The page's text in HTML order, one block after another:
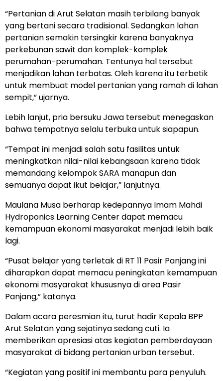
“Pertanian di Arut Selatan masih terbilang banyak
yang bertani secara tradisional. Sedangkan lahan
pertanian semakin tersingkir karena banyaknya
perkebunan sawit dan komplek-komplek
perumahan-perumahan. Tentunya hal tersebut
menjadikan lahan terbatas. Oleh karena itu terbetik
untuk membuat model pertanian yang ramah di lahan
sempit,” ujarnya.
Lebih lanjut, pria bersuku Jawa tersebut menegaskan
bahwa tempatnya selalu terbuka untuk siapapun.
“Tempat ini menjadi salah satu fasilitas untuk
meningkatkan nilai-nilai kebangsaan karena tidak
memandang kelompok SARA manapun dan
semuanya dapat ikut belajar,” lanjutnya.
Maulana Musa berharap kedepannya Imam Mahdi
Hydroponics Learning Center dapat memacu
kemampuan ekonomi masyarakat menjadi lebih baik
lagi.
“Pusat belajar yang terletak di RT 11 Pasir Panjang ini
diharapkan dapat memacu peningkatan kemampuan
ekonomi masyarakat khususnya di area Pasir
Panjang,” katanya.
Dalam acara peresmian itu, turut hadir Kepala BPP
Arut Selatan yang sejatinya sedang cuti. Ia
memberikan apresiasi atas kegiatan pemberdayaan
masyarakat di bidang pertanian urban tersebut.
“Kegiatan yang positif ini membantu para penyuluh.